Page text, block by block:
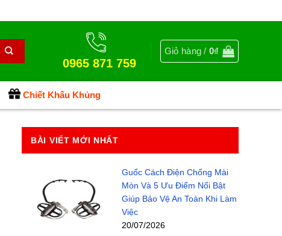
0965 871 759
Giỏ hàng /0₫
Chiết Khấu Khủng
BÀI VIẾT MỚI NHẤT
Guốc Cách Điện Chống Mài
Mòn Và 5 Ưu Điểm Nổi Bật
Giúp Bảo Vệ An Toàn Khi Làm
Việc
20/07/2026